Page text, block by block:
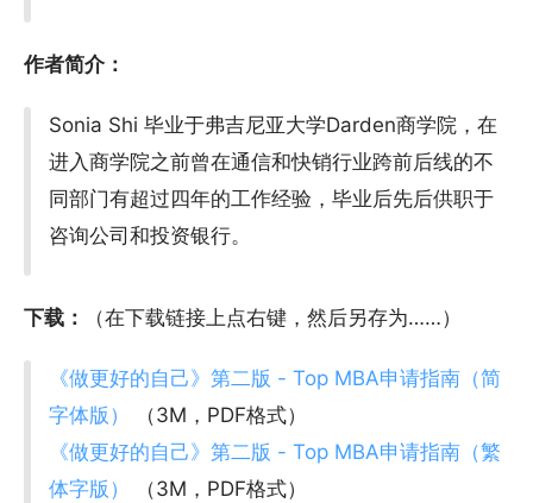
作者简介：
Sonia Shi 毕业于弗吉尼亚大学Darden商学院，在
进入商学院之前曾在通信和快销行业跨前后线的不
同部门有超过四年的工作经验，毕业后先后供职于
咨询公司和投资银行。
下载： （在下载链接上点右键，然后另存为……）
《做更好的自己》第二版 - Top MBA申请指南（简
字体版）
（3M，PDF格式）
《做更好的自己》第二版 - Top MBA申请指南（繁
体字版）
（3M，PDF格式）